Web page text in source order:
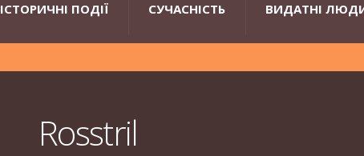
ІСТОРИЧНІ ПОДІЇ СУЧАСНІСТЬ ВИДАТНІ
Rosstril